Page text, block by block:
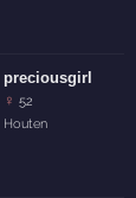
preciousgirl
♀ 52
Houten